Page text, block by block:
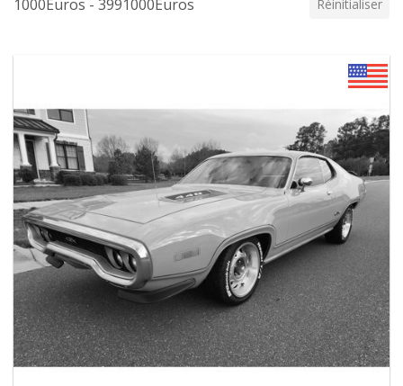
1000Euros - 3991000Euros Réinitialiser